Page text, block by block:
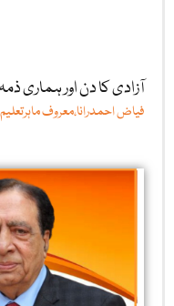
آزادی کا دن اور ہماری
فیاض احمدرانا،معروف ماہرتعلیم